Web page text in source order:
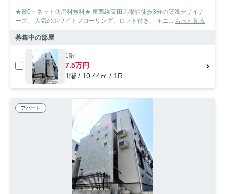
★敷0・ネット使用料無料★ 東西線高田馬場駅徒歩3分の築浅デザイナ
ーズ。 人気のホワイトフローリング。ロフト付き。 モニ... もっと見る
募集中の部屋
1階
7.5万円
1階 / 10.44㎡ / 1R
アパート